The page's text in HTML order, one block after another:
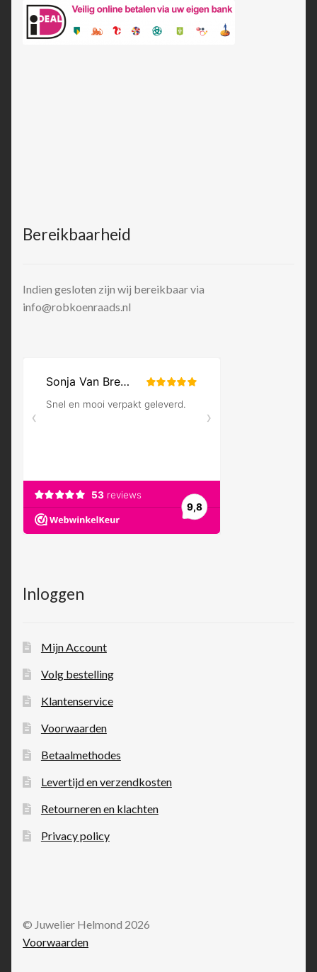
Bereikbaarheid
Indien gesloten zijn wij bereikbaar via
info@robkoenraads.nl
Inloggen
Mijn Account
Volg bestelling
Klantenservice
Voorwaarden
Betaalmethodes
Levertijd en verzendkosten
Retourneren en klachten
Privacy policy
© Juwelier Helmond 2026
Voorwaarden